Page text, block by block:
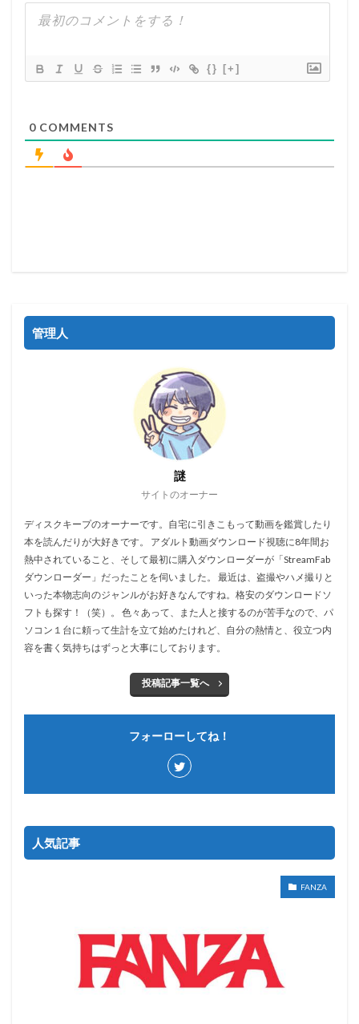
{} [+]
0 COMMENTS
管理人
謎
サイトのオーナー
ディスクキープのオーナーです。自宅に引きこもって動画を鑑賞したり
本を読んだりが大好きです。 アダルト動画ダウンロード視聴に8年間お
熱中されていること、そして最初に購入ダウンローダーが「StreamFab
ダウンローダー」だったことを伺いました。 最近は、盗撮やハメ撮りと
いった本物志向のジャンルがお好きなんですね。格安のダウンロードソ
フトも探す！（笑）。 色々あって、また人と接するのが苦手なので、パ
ソコン１台に頼って生計を立て始めたけれど、自分の熱情と、役立つ内
容を書く気持ちはずっと大事にしております。
投稿記事一覧へ
フォーローしてね！
人気記事
FANZA